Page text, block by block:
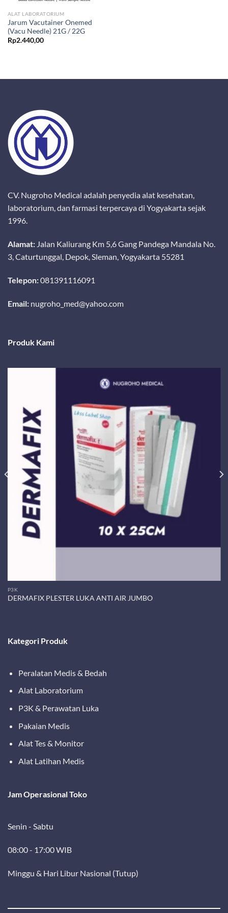
ALAT LABORATORIUM
Jarum Vacutainer Onemed
(Vacu Needle) 21G / 22G
Rp2.440,00
CV. Nugroho Medical adalah penyedia alat kesehatan,
laboratorium, dan farmasi terpercaya di Yogyakarta sejak
1996.
Alamat: Jalan Kaliurang Km 5,6 Gang Pandega Mandala No.
3, Caturtunggal, Depok, Sleman, Yogyakarta 55281
Telepon:081391116091
Email: nugroho_med@yahoo.com
Produk Kami
P3K
DERMAFIX PLESTER LUKA ANTI AIR JUMBO
Kategori Produk
Peralatan Medis & Bedah
Alat Laboratorium
P3K & Perawatan Luka
Pakaian Medis
Alat Tes & Monitor
Alat Latihan Medis
Jam Operasional Toko
Senin - Sabtu
08:00 - 17:00 WIB
Minggu & Hari Libur Nasional (Tutup)